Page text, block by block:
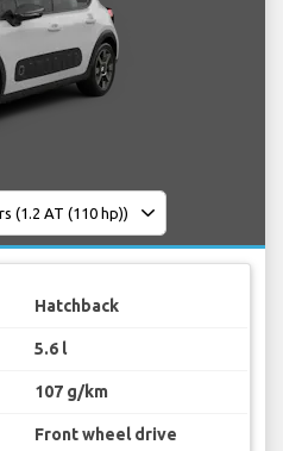
Hatchback
5.6 l
107 g/km
Front wheel drive